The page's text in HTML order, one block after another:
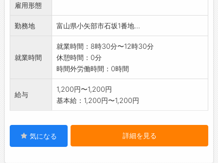
雇用形態
勤務地 富山県小矢部市石坂1番地...
就業時間
就業時間：8時30分〜12時30分
休憩時間：0分
時間外労働時間：0時間
給与
1,200円〜1,200円
基本給：1,200円〜1,200円
気になる 詳細を見る